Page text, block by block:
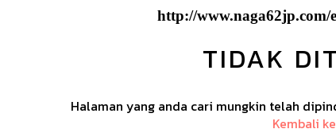
http://www.naga62jp.com/
TIDAK
Halaman yang anda cari mungkin telah
Kembali